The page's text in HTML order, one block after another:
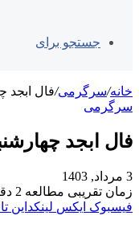
جستجو برای
خانه/سرگرمی/فال ابجد چهارشنبه 3 مرداد
سرگرمی
فال ابجد چهارشنبه 3 مرداد 1403 به ترتیب متولدین
3 مرداد, 1403
زمان تقریبی مطالعه 2 دقیقه
فیسبوک ایکس لینکداین